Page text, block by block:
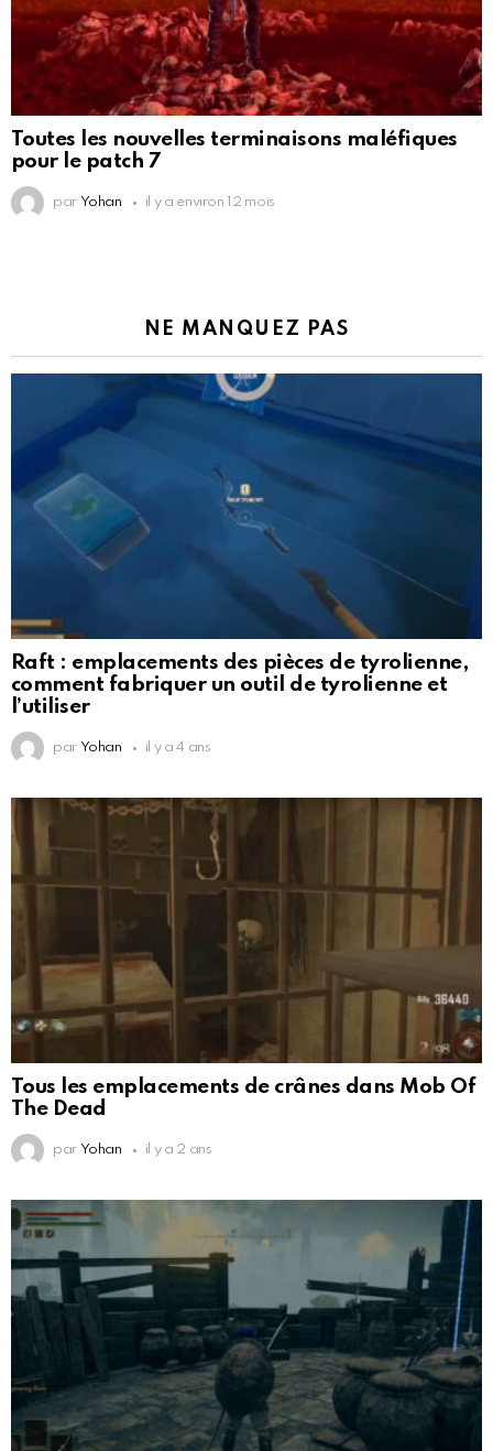
Toutes les nouvelles terminaisons maléfiques
pour le patch 7
par Yohan il y a environ 12 mois
NE MANQUEZ PAS
Raft : emplacements des pièces de tyrolienne,
comment fabriquer un outil de tyrolienne et
l’utiliser
par Yohan il y a 4 ans
Tous les emplacements de crânes dans Mob Of
The Dead
par Yohan il y a 2 ans